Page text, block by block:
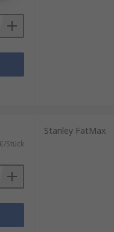
Stück
Stanley FatMax